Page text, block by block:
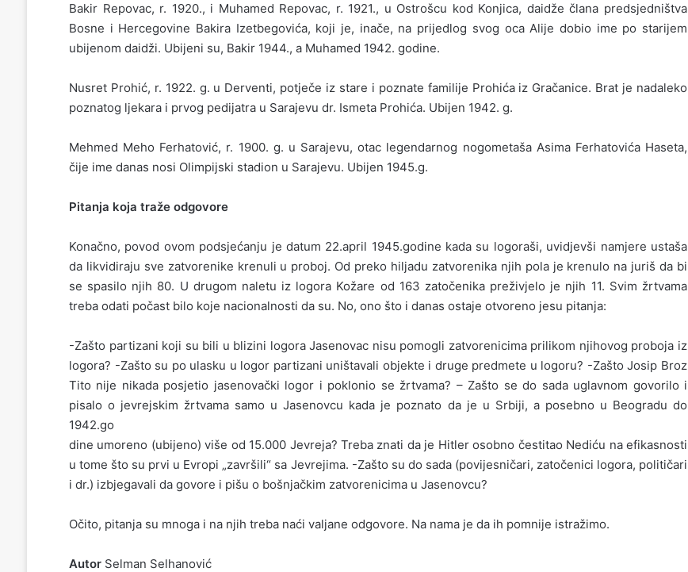
Bakir Repovac, r. 1920., i Muhamed Repovac, r. 1921., u Ostrošcu kod Konjica, daidže člana predsjedništva
Bosne i Hercegovine Bakira Izetbegovića, koji je, inače, na prijedlog svog oca Alije dobio ime po starijem
ubijenom daidži. Ubijeni su, Bakir 1944., a Muhamed 1942. godine.
Nusret Prohić, r. 1922. g. u Derventi, potječe iz stare i poznate familije Prohića iz Gračanice. Brat je nadaleko
poznatog ljekara i prvog pedijatra u Sarajevu dr. Ismeta Prohića. Ubijen 1942. g.
Mehmed Meho Ferhatović, r. 1900. g. u Sarajevu, otac legendarnog nogometaša Asima Ferhatovića Haseta,
čije ime danas nosi Olimpijski stadion u Sarajevu. Ubijen 1945.g.
Pitanja koja traže odgovore
Konačno, povod ovom podsjećanju je datum 22.april 1945.godine kada su logoraši, uvidjevši namjere ustaša
da likvidiraju sve zatvorenike krenuli u proboj. Od preko hiljadu zatvorenika njih pola je krenulo na juriš da bi
se spasilo njih 80. U drugom naletu iz logora Kožare od 163 zatočenika preživjelo je njih 11. Svim žrtvama
treba odati počast bilo koje nacionalnosti da su. No, ono što i danas ostaje otvoreno jesu pitanja:
-Zašto partizani koji su bili u blizini logora Jasenovac nisu pomogli zatvorenicima prilikom njihovog proboja iz
logora? -Zašto su po ulasku u logor partizani uništavali objekte i druge predmete u logoru? -Zašto Josip Broz
Tito nije nikada posjetio jasenovački logor i poklonio se žrtvama? – Zašto se do sada uglavnom govorilo i
pisalo o jevrejskim žrtvama samo u Jasenovcu kada je poznato da je u Srbiji, a posebno u Beogradu do
1942.go
dine umoreno (ubijeno) više od 15.000 Jevreja? Treba znati da je Hitler osobno čestitao Nediću na efikasnosti
u tome što su prvi u Evropi „završili“ sa Jevrejima. -Zašto su do sada (povijesničari, zatočenici logora, političari
i dr.) izbjegavali da govore i pišu o bošnjačkim zatvorenicima u Jasenovcu?
Očito, pitanja su mnoga i na njih treba naći valjane odgovore. Na nama je da ih pomnije istražimo.
AutorSelman Selhanović